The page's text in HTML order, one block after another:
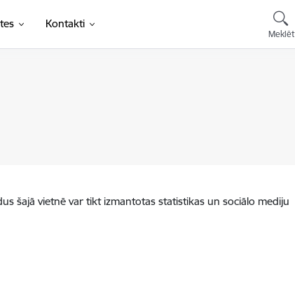
Kontakti
Meklēt
šajā vietnē var tikt izmantotas statistikas un sociālo mediju